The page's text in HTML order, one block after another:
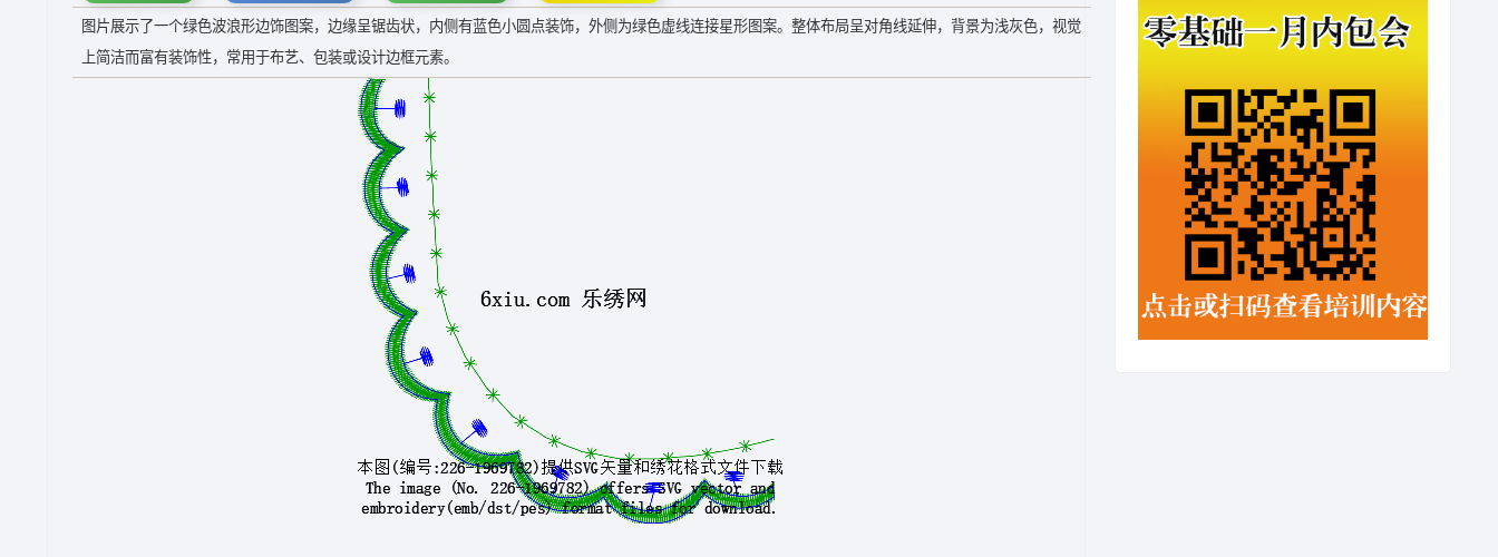
图片展示了一个绿色波浪形边饰图案，边缘呈锯齿状，内侧有蓝色小圆点装饰，外侧为绿色虚线连接星形图案。整体布局呈对角线延伸，背景为浅灰色，视觉
上简洁而富有装饰性，常用于布艺、包装或设计边框元素。